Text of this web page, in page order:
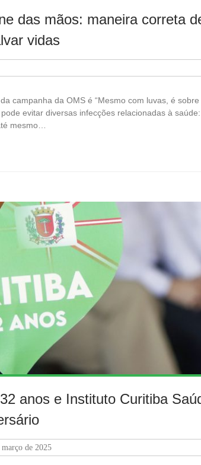
das mãos: maneira correta
vidas
campanha da OMS é “Mesmo com luvas, é sobre
evitar diversas infecções relacionadas à
mesmo…
anos e Instituto Curitiba
março de 2025